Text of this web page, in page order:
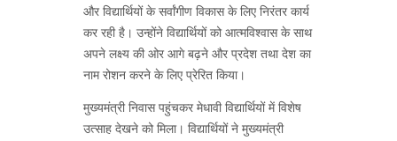
और विद्यार्थियों के सर्वांगीण विकास के लिए निरंतर कार्य
कर रही है। उन्होंने विद्यार्थियों को आत्मविश्वास के साथ
अपने लक्ष्य की ओर आगे बढ़ने और प्रदेश तथा देश का
नाम रोशन करने के लिए प्रेरित किया।
मुख्यमंत्री निवास पहुंचकर मेधावी विद्यार्थियों में विशेष
उत्साह देखने को मिला। विद्यार्थियों ने मुख्यमंत्री